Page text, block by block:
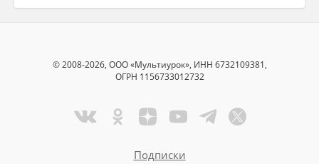
© 2008-2026, ООО «Мультиурок», ИНН 6732109381,
ОГРН 1156733012732
Подписки